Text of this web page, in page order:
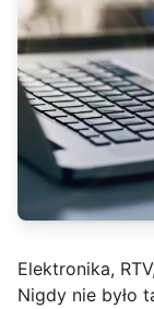
Elektronika,
Nigdy nie było